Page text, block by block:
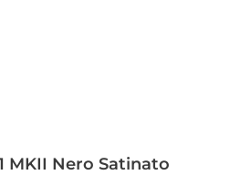
MKII Nero Satinato